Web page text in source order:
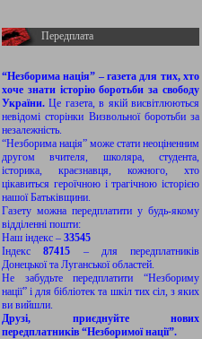
Передплата
“Незборима нація” – газета для тих, хто
хоче знати історію боротьби за свободу
України.Це газета, в якій висвітлюються
невідомі сторінки Визвольної боротьби за
незалежність.
“Незборима нація” може стати неоціненним
другом вчителя, школяра, студента,
історика, краєзнавця, кожного, хто
цікавиться героїчною і трагічною історією
нашої Батьківщини.
Газету можна передплатити у будь-якому
відділенні пошти:
Наш індекс – 33545
Індекс87415 – для передплатників
Донецької та Луганської областей.
Не забудьте передплатити “Незбориму
нації” і для бібліотек та шкіл тих сіл, з яких
ви вийшли.
Друзі, приєднуйте нових
передплатників “Незборимої нації”.